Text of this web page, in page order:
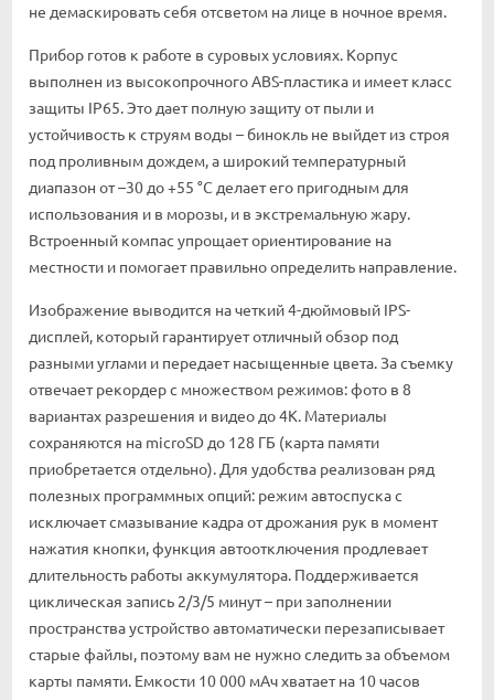
не демаскировать себя отсветом на лице в ночное время.
Прибор готов к работе в суровых условиях. Корпус
выполнен из высокопрочного ABS-пластика и имеет класс
защиты IP65. Это дает полную защиту от пыли и
устойчивость к струям воды – бинокль не выйдет из строя
под проливным дождем, а широкий температурный
диапазон от –30 до +55 °C делает его пригодным для
использования и в морозы, и в экстремальную жару.
Встроенный компас упрощает ориентирование на
местности и помогает правильно определить направление.
Изображение выводится на четкий 4-дюймовый IPS-
дисплей, который гарантирует отличный обзор под
разными углами и передает насыщенные цвета. За съемку
отвечает рекордер с множеством режимов: фото в 8
вариантах разрешения и видео до 4K. Материалы
сохраняются на microSD до 128 ГБ (карта памяти
приобретается отдельно). Для удобства реализован ряд
полезных программных опций: режим автоспуска с
исключает смазывание кадра от дрожания рук в момент
нажатия кнопки, функция автоотключения продлевает
длительность работы аккумулятора. Поддерживается
циклическая запись 2/3/5 минут – при заполнении
пространства устройство автоматически перезаписывает
старые файлы, поэтому вам не нужно следить за объемом
карты памяти. Емкости 10 000 мАч хватает на 10 часов